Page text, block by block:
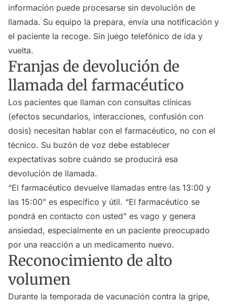
información puede procesarse sin devolución de
llamada. Su equipo la prepara, envía una notificación y
el paciente la recoge. Sin juego telefónico de ida y
vuelta.
Franjas de devolución de
llamada del farmacéutico
Los pacientes que llaman con consultas clínicas
(efectos secundarios, interacciones, confusión con
dosis) necesitan hablar con el farmacéutico, no con el
técnico. Su buzón de voz debe establecer
expectativas sobre cuándo se producirá esa
devolución de llamada.
“El farmacéutico devuelve llamadas entre las 13:00 y
las 15:00” es específico y útil. “El farmacéutico se
pondrá en contacto con usted” es vago y genera
ansiedad, especialmente en un paciente preocupado
por una reacción a un medicamento nuevo.
Reconocimiento de alto
volumen
Durante la temporada de vacunación contra la gripe,